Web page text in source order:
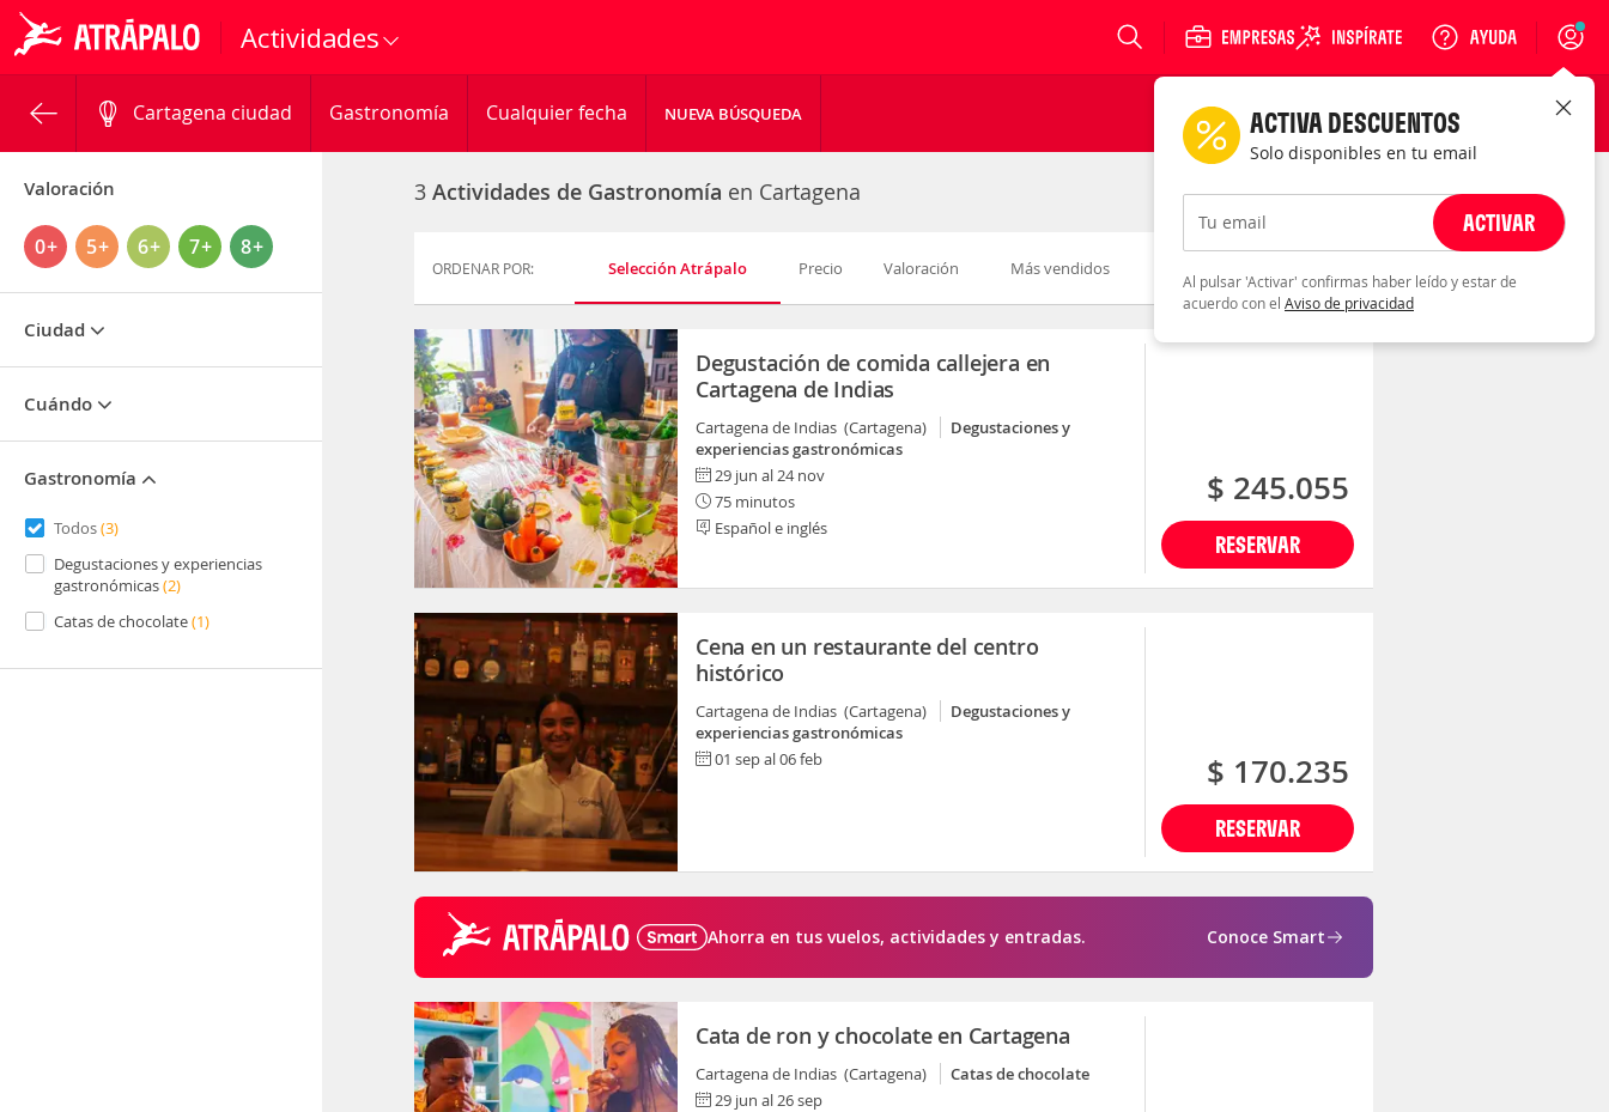
Actividades Login
Cartagena ciudad Gastronomía Cualquier fecha NUEVA BÚSQUEDA
Valoración
0+ 5+ 6+ 7+ 8+
Ciudad
Cuándo
Gastronomía
Todos(3)
Degustaciones y experiencias
gastronómicas(2)
Catas de chocolate(1)
3 Actividades de Gastronomía en Cartagena
ORDENAR POR: Selección Atrápalo Precio Valoración Más vendidos
Degustación de comida callejera en
Cartagena de Indias
Cartagena de Indias (Cartagena)
Degustaciones y
experiencias gastronómicas
29 jun al 24 nov
75 minutos
Español e inglés
RESERVAR
$ 245.055
Cena en un restaurante del centro
histórico
Cartagena de Indias (Cartagena)
Degustaciones y
experiencias gastronómicas
01 sep al 06 feb
RESERVAR
$ 170.235
Ahorra en tus vuelos, actividades y entradas. Conoce Smart
Cata de ron y chocolate en Cartagena
Cartagena de Indias (Cartagena)
Catas de chocolate
29 jun al 26 sep
ACTIVA DESCUENTOS
Solo disponibles en tu email
Tu email ACTIVAR
Al pulsar 'Activar' confirmas haber leído y estar de
acuerdo con el Aviso de privacidad